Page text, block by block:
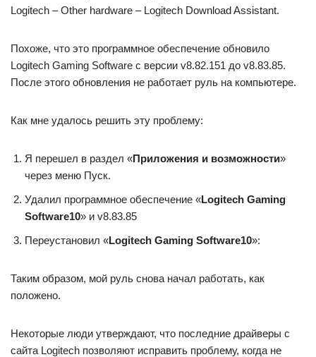
Logitech – Other hardware – Logitech Download Assistant.
Похоже, что это программное обеспечение обновило
Logitech Gaming Software с версии v8.82.151 до v8.83.85.
После этого обновления не работает руль на компьютере.
Как мне удалось решить эту проблему:
Я перешел в раздел «Приложения и возможности»
через меню Пуск.
Удалил программное обеспечение «Logitech Gaming
Software10» и v8.83.85
Переустановил «Logitech Gaming Software10»:
Таким образом, мой руль снова начал работать, как
положено.
Некоторые люди утверждают, что последние драйверы с
сайта Logitech позволяют исправить проблему, когда не